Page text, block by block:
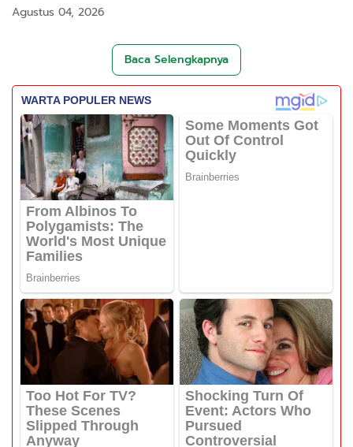
Agustus 04, 2026
Baca Selengkapnya